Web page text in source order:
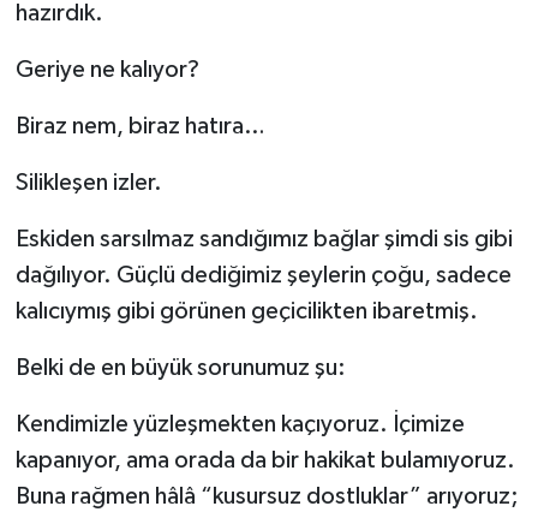
hazırdık.
Geriye ne kalıyor?
Biraz nem, biraz hatıra…
Silikleşen izler.
Eskiden sarsılmaz sandığımız bağlar şimdi sis gibi
dağılıyor. Güçlü dediğimiz şeylerin çoğu, sadece
kalıcıymış gibi görünen geçicilikten ibaretmiş.
Belki de en büyük sorunumuz şu:
Kendimizle yüzleşmekten kaçıyoruz. İçimize
kapanıyor, ama orada da bir hakikat bulamıyoruz.
Buna rağmen hâlâ “kusursuz dostluklar” arıyoruz;